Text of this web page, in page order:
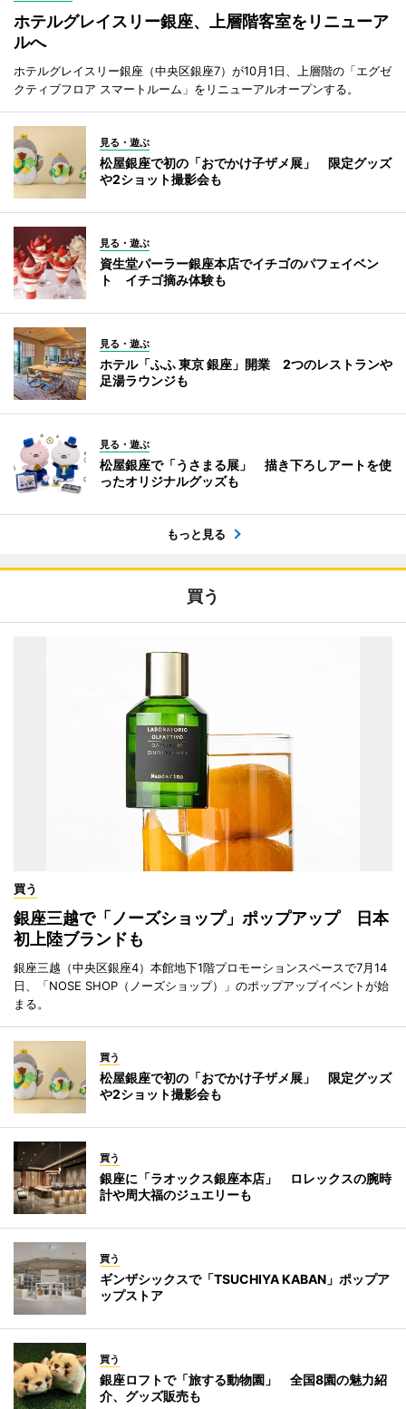
ホテルグレイスリー銀座、上層階客室をリニューア
ルへ
ホテルグレイスリー銀座（中央区銀座7）が10月1日、上層階の「エグゼ
クティブフロア スマートルーム」をリニューアルオープンする。
見る・遊ぶ
松屋銀座で初の「おでかけ子ザメ展」 限定グッズ
や2ショット撮影会も
見る・遊ぶ
資生堂パーラー銀座本店でイチゴのパフェイベン
ト イチゴ摘み体験も
見る・遊ぶ
ホテル「ふふ 東京 銀座」開業 2つのレストランや
足湯ラウンジも
見る・遊ぶ
松屋銀座で「うさまる展」 描き下ろしアートを使
ったオリジナルグッズも
もっと見る
買う
買う
銀座三越で「ノーズショップ」ポップアップ 日本
初上陸ブランドも
銀座三越（中央区銀座4）本館地下1階プロモーションスペースで7月14
日、「NOSE SHOP（ノーズショップ）」のポップアップイベントが始
まる。
買う
松屋銀座で初の「おでかけ子ザメ展」 限定グッズ
や2ショット撮影会も
買う
銀座に「ラオックス銀座本店」 ロレックスの腕時
計や周大福のジュエリーも
買う
ギンザシックスで「TSUCHIYA KABAN」ポップア
ップストア
買う
銀座ロフトで「旅する動物園」 全国8園の魅力紹
介、グッズ販売も